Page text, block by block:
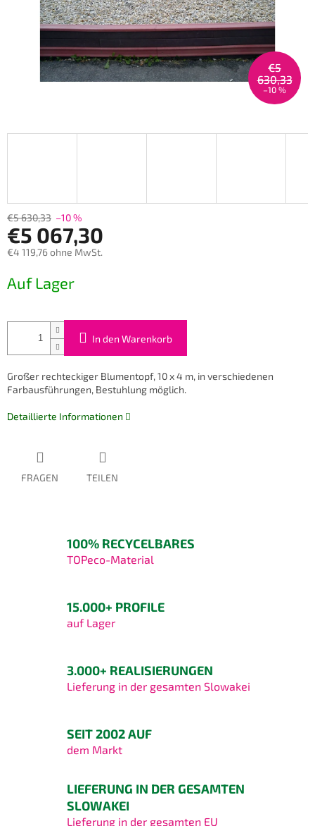
€5
630,33
–10 %
€5 630,33 –10 %
€5 067,30
€4 119,76 ohne MwSt.
Auf Lager
In den Warenkorb
Großer rechteckiger Blumentopf, 10 x 4 m, in verschiedenen
Farbausführungen, Bestuhlung möglich.
Detaillierte Informationen
FRAGEN TEILEN
100% RECYCELBARES
TOPeco-Material
15.000+ PROFILE
auf Lager
3.000+ REALISIERUNGEN
Lieferung in der gesamten Slowakei
SEIT 2002 AUF
dem Markt
LIEFERUNG IN DER GESAMTEN
SLOWAKEI
Lieferung in der gesamten EU